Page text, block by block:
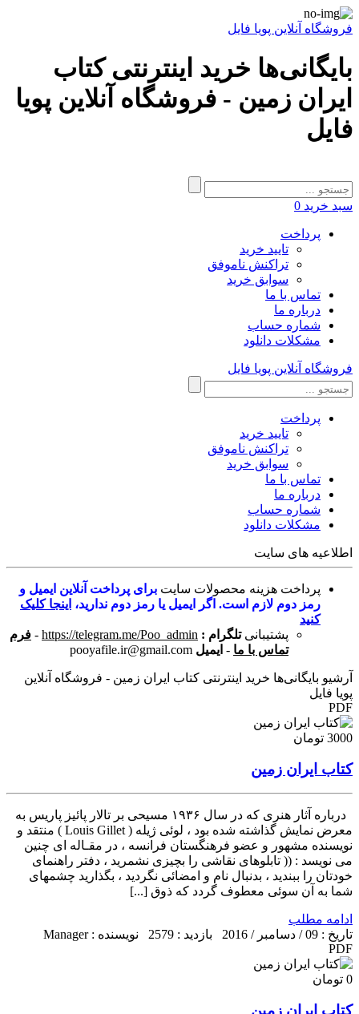
فروشگاه آنلاین پویا فایل
بایگانی‌ها خرید اینترنتی کتاب
ایران زمین - فروشگاه آنلاین پویا
فایل
سبد خرید 0
پرداخت
تایید خرید
تراکنش ناموفق
سوابق خرید
تماس با ما
درباره ما
شماره حساب
مشکلات دانلود
فروشگاه آنلاین پویا فایل
پرداخت
تایید خرید
تراکنش ناموفق
سوابق خرید
تماس با ما
درباره ما
شماره حساب
مشکلات دانلود
اطلاعیه های سایت
پرداخت هزینه محصولات سایت برای پرداخت آنلاین ایمیل و
رمز دوم لازم است. اگر ایمیل یا رمز دوم ندارید، اینجا کلیک
کنید
پشتیبانی تلگرام : https://telegram.me/Poo_admin
- فرم
تماس با ما - ایمیل pooyafile.ir@gmail.com
آرشیو بایگانی‌ها خرید اینترنتی کتاب ایران زمین - فروشگاه آنلاین
پویا فایل
PDF
3000 تومان
کتاب ایران زمین
درباره آثار هنری که در سال ۱۹۳۶ مسیحی بر تالار پائیز پاریس به
معرض نمایش گذاشته شده بود ، لوئی ژیله ( Louis Gillet ) منتقد و
نویسنده مشهور و عضو فرهنگستان فرانسه ، در مقـاله ای چنین
می نویسد : (( تابلوهای نقاشی را بچیزی نشمرید ، دفتر راهنمای
خودتان را ببندید ، بدنبال نام و امضائی نگردید ، بگذارید چشمهای
شما به آن سوئی معطوف گردد که ذوق [...]
ادامه مطلب
تاریخ : 09 / دسامبر / 2016
بازدید : 2579
نویسنده : Manager
PDF
0 تومان
کتاب ایران زمین